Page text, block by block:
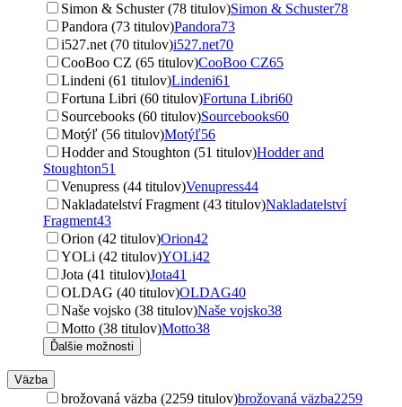
Simon & Schuster (78 titulov)Simon & Schuster78
Pandora (73 titulov)Pandora73
i527.net (70 titulov)i527.net70
CooBoo CZ (65 titulov)CooBoo CZ65
Lindeni (61 titulov)Lindeni61
Fortuna Libri (60 titulov)Fortuna Libri60
Sourcebooks (60 titulov)Sourcebooks60
Motýľ (56 titulov)Motýľ56
Hodder and Stoughton (51 titulov)Hodder and
Stoughton51
Venupress (44 titulov)Venupress44
Nakladatelství Fragment (43 titulov)Nakladatelství
Fragment43
Orion (42 titulov)Orion42
YOLi (42 titulov)YOLi42
Jota (41 titulov)Jota41
OLDAG (40 titulov)OLDAG40
Naše vojsko (38 titulov)Naše vojsko38
Motto (38 titulov)Motto38
Ďalšie možnosti
Väzba
brožovaná väzba (2259 titulov)brožovaná väzba2259